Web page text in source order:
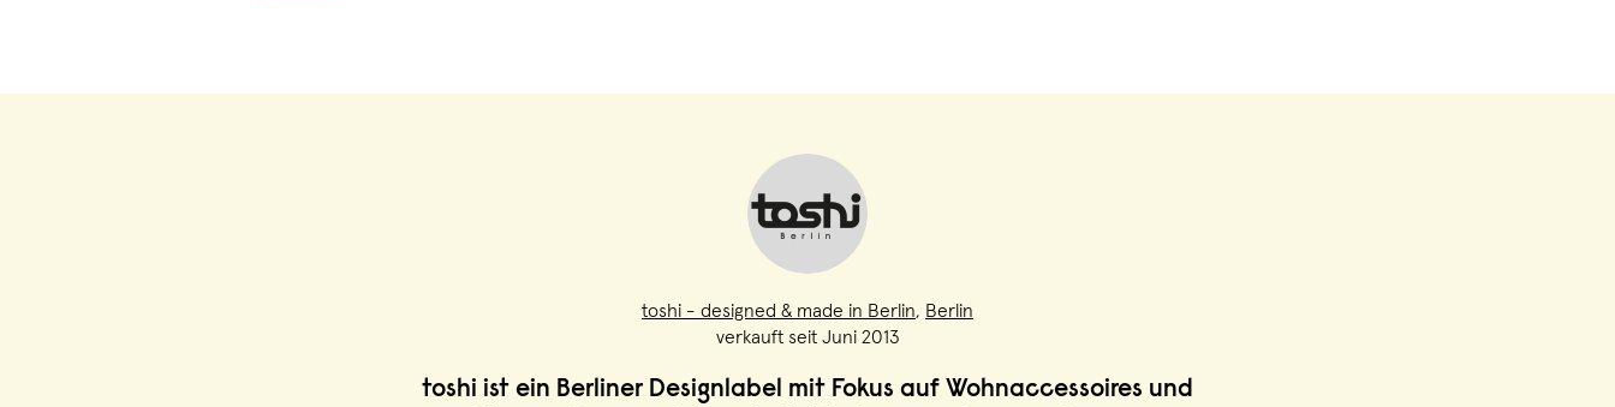
toshi - designed & made in Berlin, Berlin
verkauft seit Juni 2013
toshi ist ein Berliner Designlabel mit Fokus auf Wohnaccessoires und